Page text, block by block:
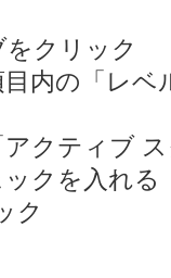
をクリック
目内の「レ
アクティブ
ックを入れる
ク